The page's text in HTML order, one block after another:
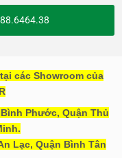
các Showroom của
Phước, Quận Thủ
Lạc, Quận Bình Tân